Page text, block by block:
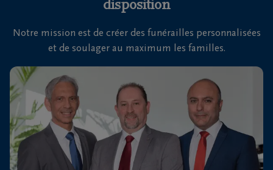
Nous
sommes
là pour
vous
24h/24
+32
4
343
76
Grivegnée
disposition
Notre mission est de créer des funérailles personnalisées
et de soulager au maximum les familles.